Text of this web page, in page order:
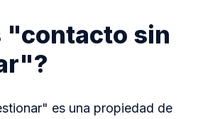
"contacto sin
es una propiedad de